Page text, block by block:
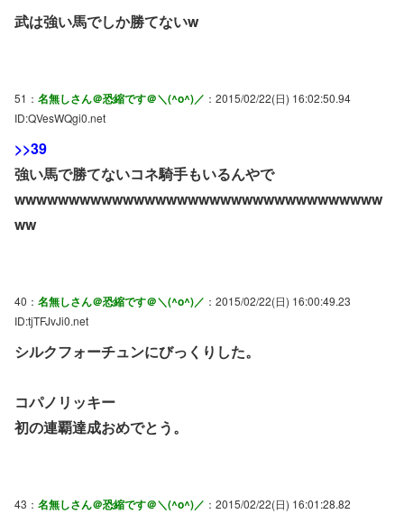
武は強い馬でしか勝てないw
51： 名無しさん＠恐縮です＠＼(^o^)／ ：2015/02/22(日) 16:02:50.94
ID:QVesWQgi0.net
>>39
強い馬で勝てないコネ騎手もいるんやで
wwwwwwwwwwwwwwwwwwwwwwwwwwwwwwwwww
ww
40： 名無しさん＠恐縮です＠＼(^o^)／ ：2015/02/22(日) 16:00:49.23
ID:tjTFJvJi0.net
シルクフォーチュンにびっくりした。
コパノリッキー
初の連覇達成おめでとう。
43： 名無しさん＠恐縮です＠＼(^o^)／ ：2015/02/22(日) 16:01:28.82